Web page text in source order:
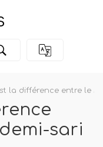
la différence entre le
sari